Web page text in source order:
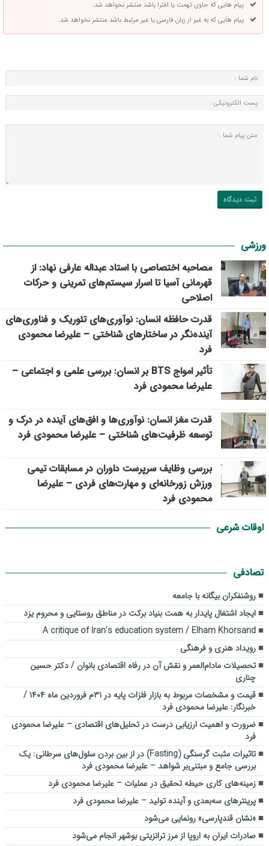
پیام هایی که حاوی تهمت یا افترا باشد منتشر نخواهد شد.
پیام هایی که به غیر از زبان فارسی یا غیر مرتبط باشد منتشر نخواهد شد.
ورزشی
مصاحبه اختصاصی با استاد عبداله عارفی نهاد: از
قهرمانی آسیا تا اسرار سیستم‌های تمرینی و حرکات
اصلاحی
قدرت حافظه انسان: نوآوری‌های تئوریک و فناوری‌های
آینده‌نگر در ساختارهای شناختی – علیرضا محمودی
فرد
تأثیر امواج BTS بر انسان: بررسی علمی و اجتماعی –
علیرضا محمودی فرد
قدرت مغز انسان: نوآوری‌ها و افق‌های آینده در درک و
توسعه ظرفیت‌های شناختی – علیرضا محمودی فرد
بررسی وظايف سرپرست داوران در مسابقات تیمي
ورزش زورخانه‌ای و مهارت‌های فردی – علیرضا
محمودی فرد
اوقات شرعی
تصادفی
روشنفکران بیگانه با جامعه
ایجاد اشتغال پایدار به همت بنیاد برکت در مناطق روستایی و محروم یزد
A critique of Iran’s education system / Elham Khorsand
رویداد هنری و فرهنگی
تحصیلات ‌مادام‌العمر و نقش آن در رفاه اقتصادی بانوان / دکتر حسین
چناری
قیمت و مشخصات مربوط به بازار فلزات پایه در ۳۱م فروردین ماه ۱۴۰۴ /
خبرنگار: علیرضا محمودی فرد
ضرورت و اهمیت ارزیابی درست در تحلیل‌های اقتصادی – علیرضا محمودی
فرد
تاثیرات مثبت گرسنگی (Fasting) در از بین بردن سلول‌های سرطانی: یک
بررسی جامع و مبتنی‌بر شواهد – علیرضا محمودی فرد
زمینه‌های کاری حیطه تحقیق در عملیات – علیرضا محمودی فرد
پرینترهای سه‌بعدی و آینده تولید – علیرضا محمودی فرد
«نشان قندپارسی» رونمایی می‌شود
صادرات ایران به اروپا از مرز ترانزیتی بوشهر انجام می‌شود